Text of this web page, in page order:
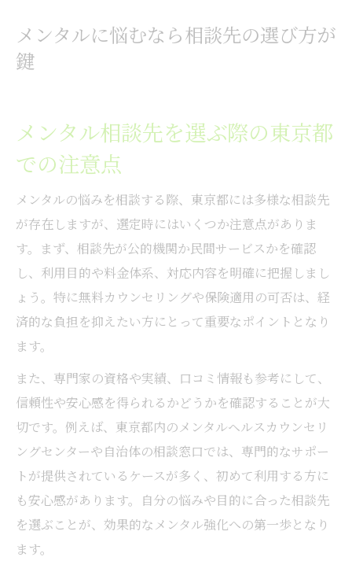
メンタルに悩むなら相談先の選び方が
鍵
メンタル相談先を選ぶ際の東京都
での注意点
メンタルの悩みを相談する際、東京都には多様な相談先
が存在しますが、選定時にはいくつか注意点がありま
す。まず、相談先が公的機関か民間サービスかを確認
し、利用目的や料金体系、対応内容を明確に把握しまし
ょう。特に無料カウンセリングや保険適用の可否は、経
済的な負担を抑えたい方にとって重要なポイントとなり
ます。
また、専門家の資格や実績、口コミ情報も参考にして、
信頼性や安心感を得られるかどうかを確認することが大
切です。例えば、東京都内のメンタルヘルスカウンセリ
ングセンターや自治体の相談窓口では、専門的なサポー
トが提供されているケースが多く、初めて利用する方に
も安心感があります。自分の悩みや目的に合った相談先
を選ぶことが、効果的なメンタル強化への第一歩となり
ます。